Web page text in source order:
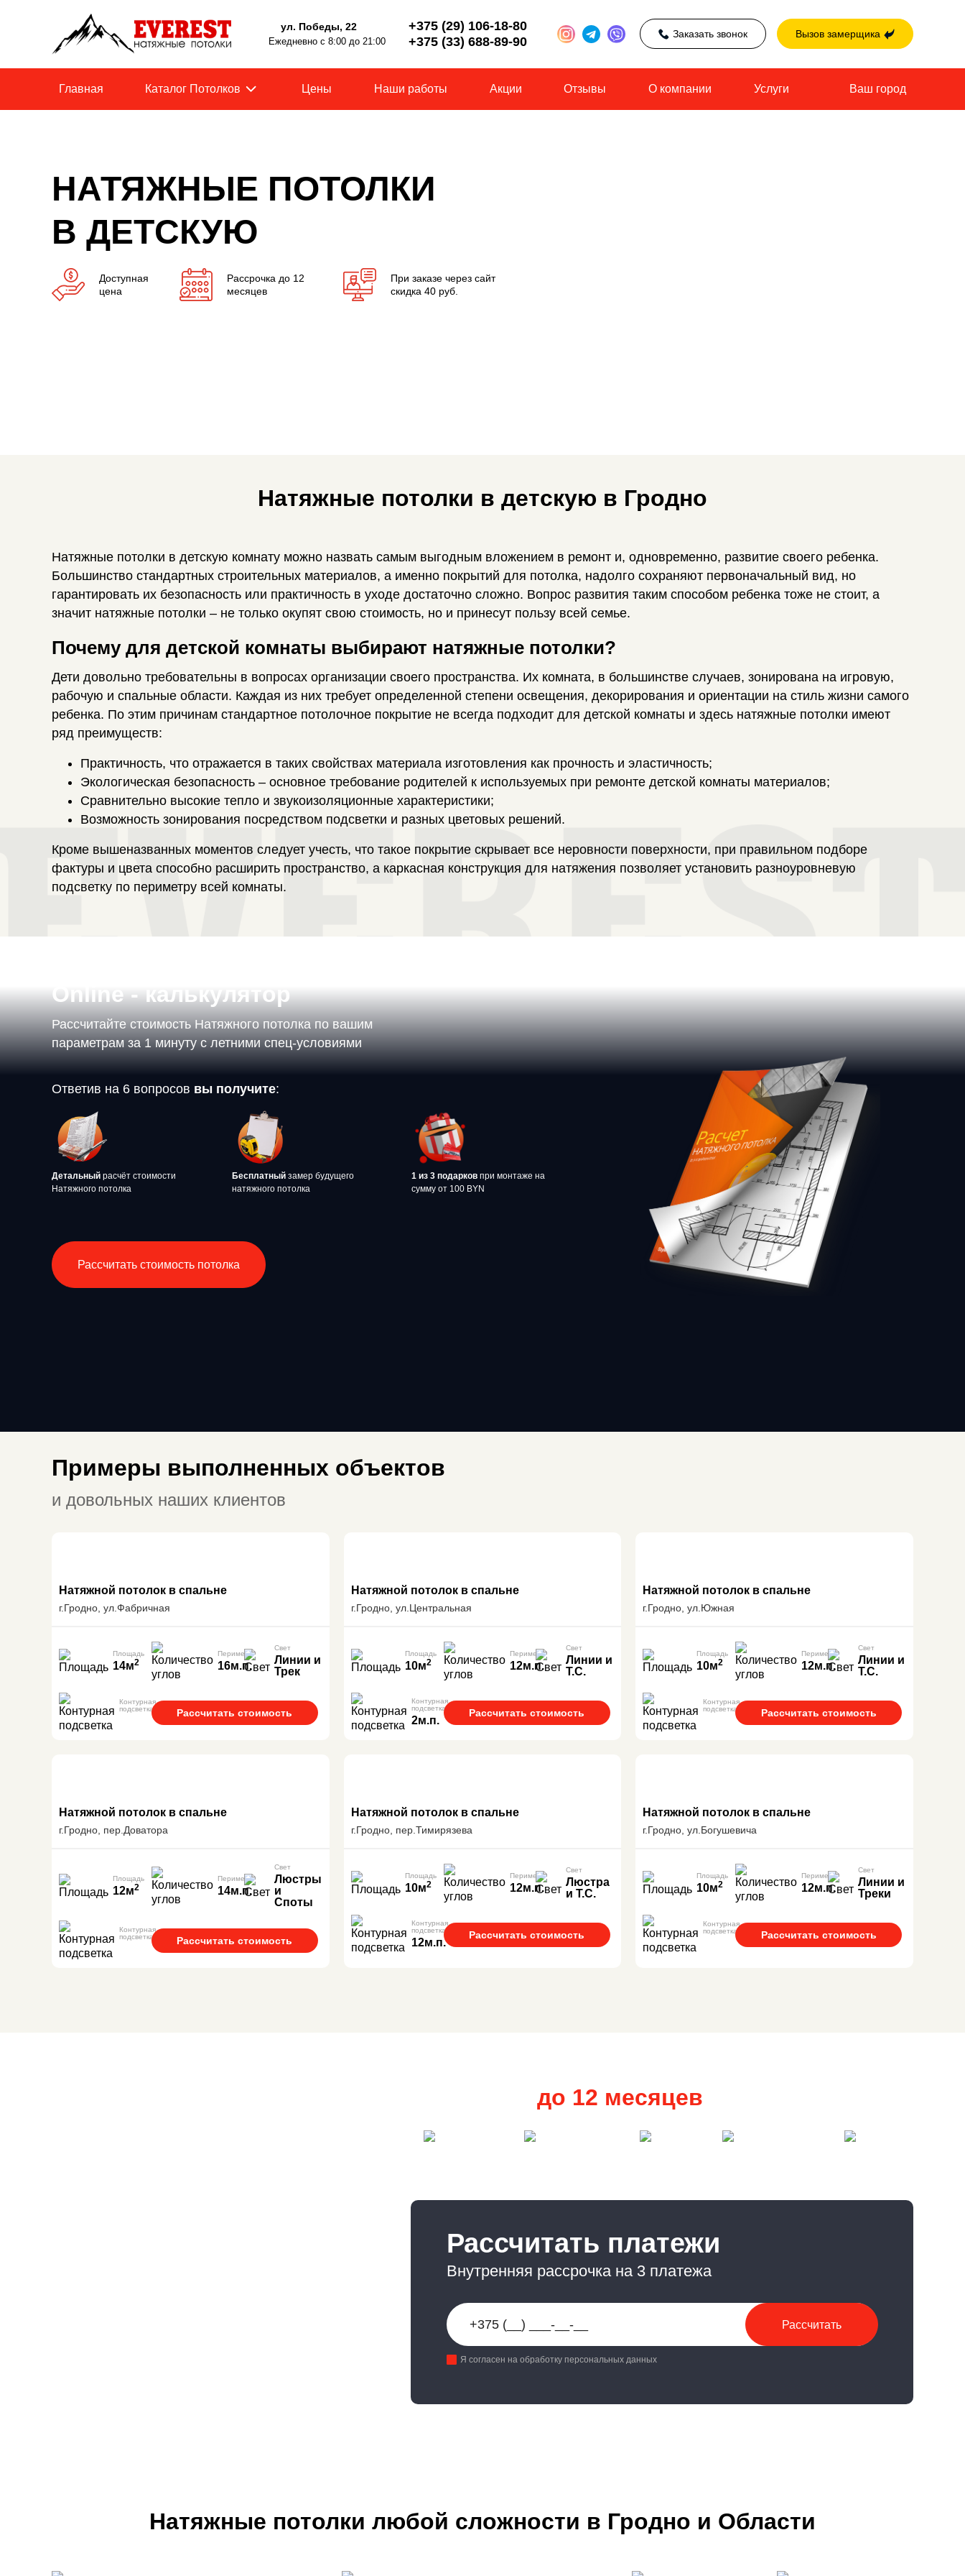
ул. Победы, 22
Ежедневно с 8:00 до 21:00
+375 (29) 106-18-80
+375 (33) 688-89-90
Заказать звонок Вызов замерщика
Главная Каталог Потолков Цены Наши работы Акции Отзывы О компании Услуги Ваш город
НАТЯЖНЫЕ ПОТОЛКИ
В ДЕТСКУЮ
Доступная
цена
Рассрочка до 12
месяцев
При заказе через сайт
скидка 40 руб.
Натяжные потолки в детскую в Гродно
Натяжные потолки в детскую комнату можно назвать самым выгодным вложением в ремонт и, одновременно, развитие своего ребенка.
Большинство стандартных строительных материалов, а именно покрытий для потолка, надолго сохраняют первоначальный вид, но
гарантировать их безопасность или практичность в уходе достаточно сложно. Вопрос развития таким способом ребенка тоже не стоит, а
значит натяжные потолки – не только окупят свою стоимость, но и принесут пользу всей семье.
Почему для детской комнаты выбирают натяжные потолки?
Дети довольно требовательны в вопросах организации своего пространства. Их комната, в большинстве случаев, зонирована на игровую,
рабочую и спальные области. Каждая из них требует определенной степени освещения, декорирования и ориентации на стиль жизни самого
ребенка. По этим причинам стандартное потолочное покрытие не всегда подходит для детской комнаты и здесь натяжные потолки имеют
ряд преимуществ:
Практичность, что отражается в таких свойствах материала изготовления как прочность и эластичность;
Экологическая безопасность – основное требование родителей к используемых при ремонте детской комнаты материалов;
Сравнительно высокие тепло и звукоизоляционные характеристики;
Возможность зонирования посредством подсветки и разных цветовых решений.
Кроме вышеназванных моментов следует учесть, что такое покрытие скрывает все неровности поверхности, при правильном подборе
фактуры и цвета способно расширить пространство, а каркасная конструкция для натяжения позволяет установить разноуровневую
подсветку по периметру всей комнаты.
Online - калькулятор
Рассчитайте стоимость Натяжного потолка по вашим
параметрам за 1 минуту с летними спец-условиями
Ответив на 6 вопросов вы получите:
Детальный расчёт стоимости
Натяжного потолка
Бесплатныйзамер будущего
натяжного потолка
1 из 3 подарков при монтаже на
сумму от 100 BYN
Рассчитать стоимость потолка
Примеры выполненных объектов
и довольных наших клиентов
Натяжной потолок в спальне
г.Гродно, ул.Фабричная
Площадь
14м2
Периметр
16м.п.
Свет
Линии и
Трек
Контурная
подсветка
Рассчитать стоимость
Натяжной потолок в спальне
г.Гродно, ул.Центральная
Площадь
10м2
Периметр
12м.п.
Свет
Линии и
Т.С.
Контурная
подсветка
2м.п.
Рассчитать стоимость
Натяжной потолок в спальне
г.Гродно, ул.Южная
Площадь
10м2
Периметр
12м.п.
Свет
Линии и
Т.С.
Контурная
подсветка
Рассчитать стоимость
Натяжной потолок в спальне
г.Гродно, пер.Доватора
Площадь
12м2
Периметр
14м.п.
Свет
Люстры
и
Споты
Контурная
подсветка
Рассчитать стоимость
Натяжной потолок в спальне
г.Гродно, пер.Тимирязева
Площадь
10м2
Периметр
12м.п.
Свет
Люстра
и Т.С.
Контурная
подсветка
12м.п.
Рассчитать стоимость
Натяжной потолок в спальне
г.Гродно, ул.Богушевича
Площадь
10м2
Периметр
12м.п.
Свет
Линии и
Треки
Контурная
подсветка
Рассчитать стоимость
до 12 месяцев
Рассчитать платежи
Внутренняя рассрочка на 3 платежа
Рассчитать
Я согласен на обработку персональных данных
Натяжные потолки любой сложности в Гродно и Области